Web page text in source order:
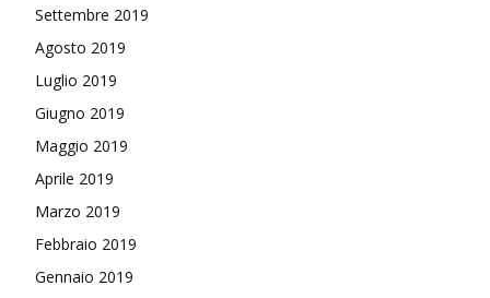
Settembre 2019
Agosto 2019
Luglio 2019
Giugno 2019
Maggio 2019
Aprile 2019
Marzo 2019
Febbraio 2019
Gennaio 2019